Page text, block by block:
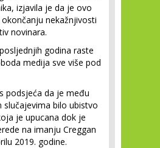
izjavila je da je ovo
nekažnjivosti
novinara.
godina raste
medija sve više pod
podsjeća da je među
slučajevima bilo ubistvo
je upucana dok je
na imanju Creggan
2019. godine.